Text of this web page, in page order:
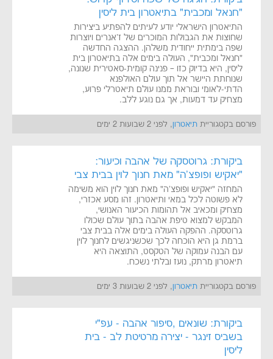
"חנאל ומכבית" בתיאטרון בית ליסין
התיאטרון הישראלי יודע לעיתים להפתיע ביצירות
שחוצות את הגבולות המוכרים של ז'אנרים ויוצרות
שפה בימתית ייחודית משלהן. ההצגה החדשה
"חנאל ומכבית", העולה בימים אלה בתיאטרון בית
ליסין, היא בדיוק כזו – פנינה קומית-סאטירית שנונה,
שנוחתת היישר אל תוך עולם האולפנא
הדתי-לאומי ובוראת ממנו עולם תיאטרלי פרוע,
מצחיק עד דמעות, אך גם נוגע ללב.
פורסם בקטגוריית תיאטרון, לפני 2 שבועות 2 ימים
ביקורת: גרוטסקה של אהבה וכיעור:
"יאקיש ופופצ'ה" מאת חנוך לוין בבית צבי
המחזה "יאקיש ופופצ'ה" מאת חנוך לוין הוא משימה
לא פשוטה לכל במאי ותיאטרון. זהו מסע אכזרי,
מצחיק ומכאיב אל תהומות הכיעור האנושי,
המבקש למצוא טיפת אהבה בתוך עולם שכולו
גרוטסקה. ההפקה העולה בימים אלה בבית צבי
ברמת גן היא הוכחה לכך שכשניגשים לחנוך לוין
עם הבנה עמוקה של הטקסט, התוצאה היא
תיאטרון מרתק, נועז ובלתי נשכח.
פורסם בקטגוריית תיאטרון, לפני 2 שבועות 3 ימים
ביקורת: שונאים ,סיפור אהבה - עפ"י
בשביס זינגר - יצירה מרטיטת לב - בית
ליסין